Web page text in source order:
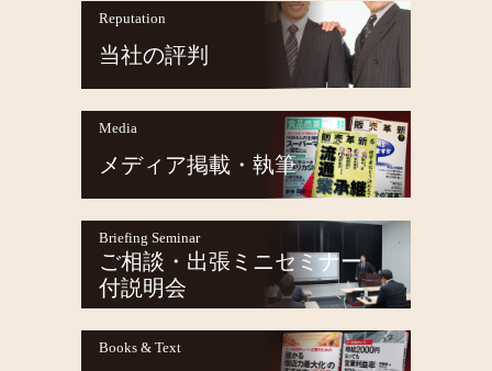
Reputation
当社の評判
Media
メディア掲載・執筆
Briefing Seminar
ご相談・出張ミニセミナー
付説明会
Books & Text